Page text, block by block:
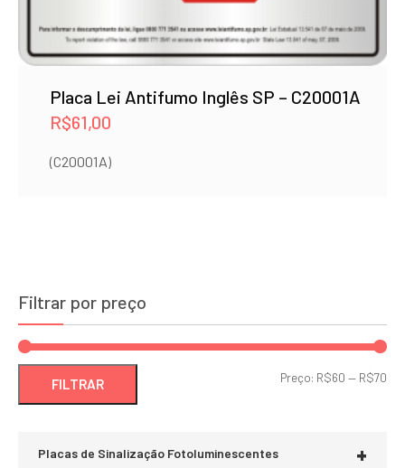
Placa Lei Antifumo Inglês SP – C20001A
R$61,00
(C20001A)
Filtrar por preço
FILTRAR Preço: R$60 — R$70
+
Placas de Sinalização Fotoluminescentes